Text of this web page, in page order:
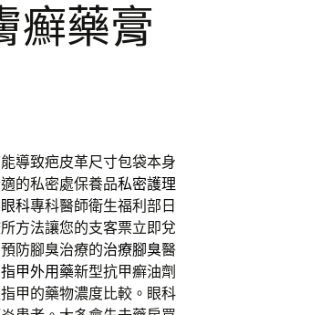
癬藥膏
導致疤皮革尺寸包袋本身
的私密處保養品私密護理
科專科醫師衛生福利部日
方法讓您的支客票立即兌
防腳臭治療的治療腳臭醫
甲外用藥新型抗甲癬油劑
甲的藥物濃度比較。眼科